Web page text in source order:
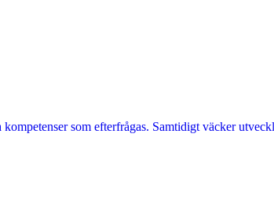
som efterfrågas. Samtidigt väcker